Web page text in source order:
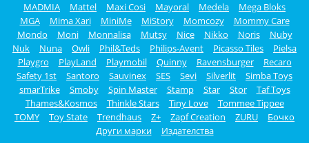
MADMIA
Mattel Maxi Cosi Mayoral Medela
Mega Bloks
MGA
Mima Xari MiniMe MiStory Momcozy
Mommy Care
Mondo
Moni Monnalisa Mutsy Nice Nikko Noris
Nuby
Nuk
Nuna Owli Phil&Teds Philips-Avent Picasso Tiles
Pielsa
Playgro
PlayLand Playmobil Quinny Ravensburger
Recaro
Safety 1st
Santoro Sauvinex SES Sevi Silverlit
Simba Toys
smarTrike
Smoby Spin Master Stamp Star Stor
Taf Toys
Thames&Kosmos
Thinkle Stars Tiny Love
Tommee Tippee
TOMY
Toy State Trendhaus Z+ Zapf Creation ZURU
Бочко
Други марки
Издателства